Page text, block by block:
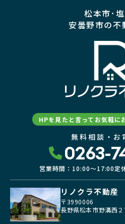
松本市･
安曇野市の不
HPを見たと言ってお気軽に
無料相談・お
0263-
営業時間：10:00〜17:00定
リノクラ不動産
〒3990006
長野県松本市野溝西